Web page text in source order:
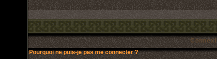
Pourquoi ne puis-je pas me connecter ?